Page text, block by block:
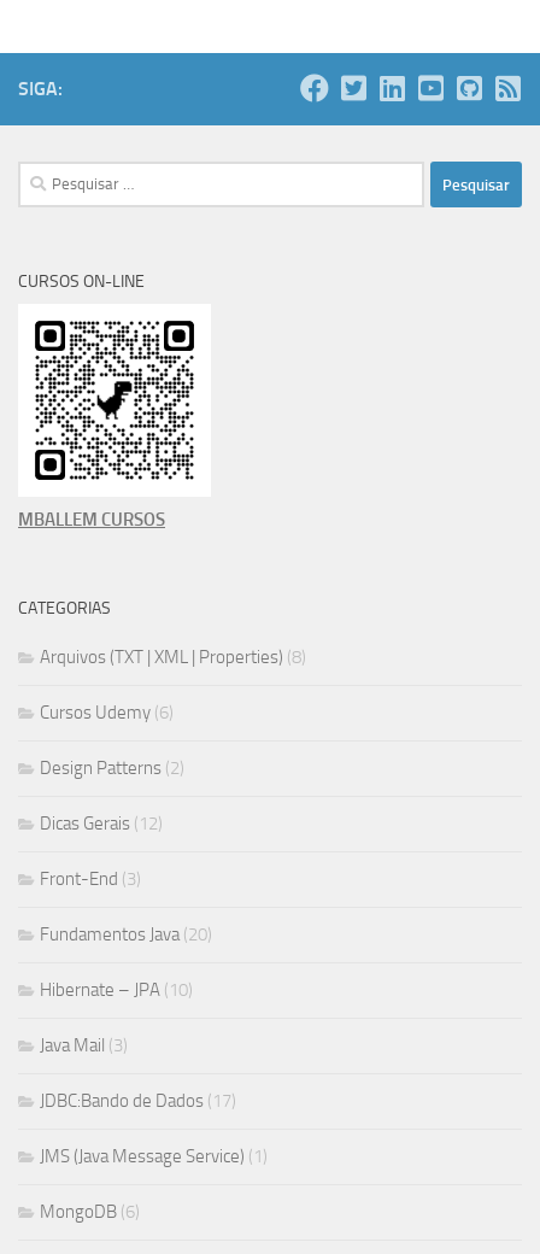
SIGA:
Pesquisar
por:
CURSOS ON-LINE
MBALLEM CURSOS
CATEGORIAS
Arquivos (TXT | XML | Properties) (8)
Cursos Udemy (6)
Design Patterns (2)
Dicas Gerais (12)
Front-End (3)
Fundamentos Java(20)
Hibernate – JPA (10)
Java Mail (3)
JDBC:Bando de Dados (17)
JMS (Java Message Service) (1)
MongoDB (6)